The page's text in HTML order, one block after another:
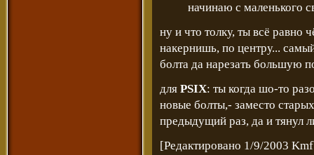
начинаю с маленького
ну и что толку, ты всё равно
накернишь, по центру...
болта да нарезать большую
для PSIX: ты когда шо-то
новые болты,- заместо
предыдущий раз, да и тянул
[Редактировано 1/9/2003